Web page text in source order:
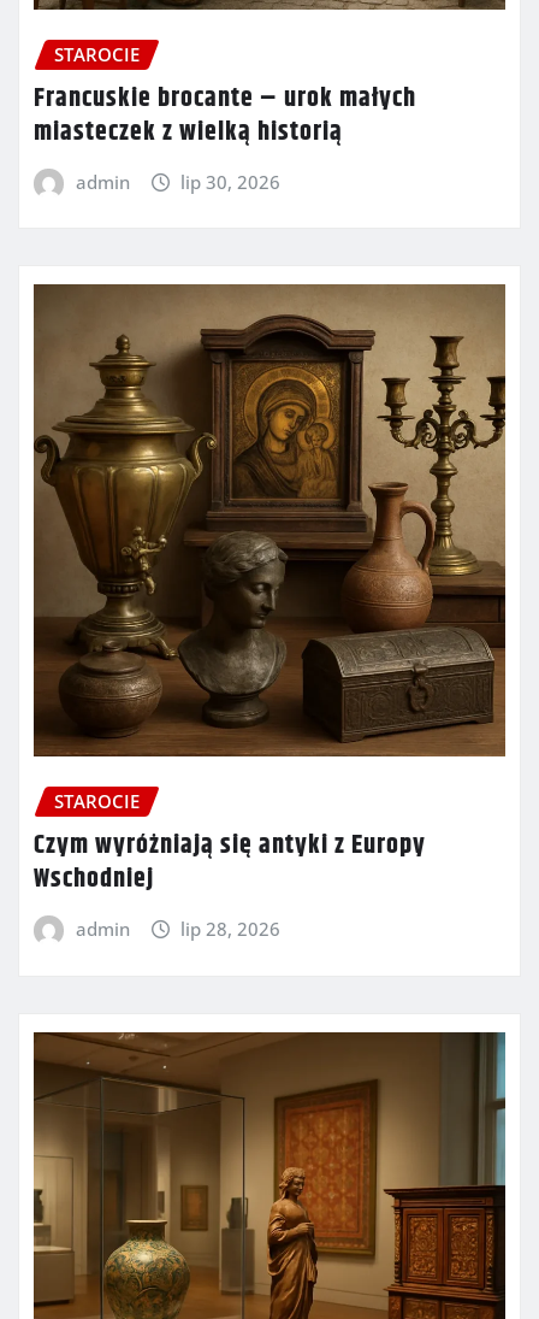
STAROCIE
Francuskie brocante – urok małych
miasteczek z wielką historią
admin lip 30, 2026
STAROCIE
Czym wyróżniają się antyki z Europy
Wschodniej
admin lip 28, 2026